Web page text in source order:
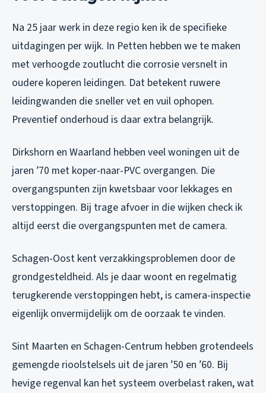
Na 25 jaar werk in deze regio ken ik de specifieke
uitdagingen per wijk. In Petten hebben we te maken
met verhoogde zoutlucht die corrosie versnelt in
oudere koperen leidingen. Dat betekent ruwere
leidingwanden die sneller vet en vuil ophopen.
Preventief onderhoud is daar extra belangrijk.
Dirkshorn en Waarland hebben veel woningen uit de
jaren ’70 met koper-naar-PVC overgangen. Die
overgangspunten zijn kwetsbaar voor lekkages en
verstoppingen. Bij trage afvoer in die wijken check ik
altijd eerst die overgangspunten met de camera.
Schagen-Oost kent verzakkingsproblemen door de
grondgesteldheid. Als je daar woont en regelmatig
terugkerende verstoppingen hebt, is camera-inspectie
eigenlijk onvermijdelijk om de oorzaak te vinden.
Sint Maarten en Schagen-Centrum hebben grotendeels
gemengde rioolstelsels uit de jaren ’50 en ’60. Bij
hevige regenval kan het systeem overbelast raken, wat